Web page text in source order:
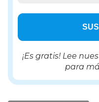
¡Es gratis! Lee
para